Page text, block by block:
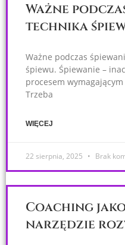
Ważne
technika
Ważne podczas
śpiewu. Śpiewanie –
procesem
Trzeba
WIĘCEJ
22 sierpnia, 2025 Brak
Coaching
narzędzie